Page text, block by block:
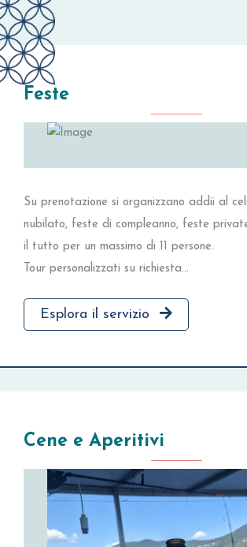
Feste
Su prenotazione si organizzano addii al
nubilato, feste di compleanno, feste
il tutto per un massimo di 11 persone.
Tour personalizzati su richiesta...
Esplora il servizio
Cene e Aperitivi